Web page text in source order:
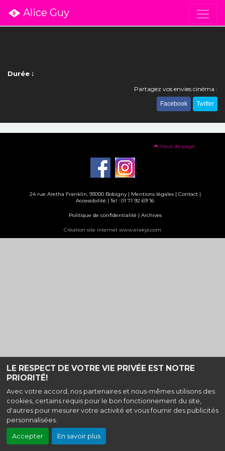
LE RESPECT DE VOTRE VIE PRIVÉE EST NOTRE
PRIORITÉ!
Avec votre accord, nos partenaires et nous-mêmes utilisons des
cookies, certains requis pour le bon fonctionnement du site,
d'autres pour mesurer votre activité et vous fournir des publicités
personnalisées.
Accepter En savoir plus
Alice Guy
Durée :
Partagez vos envies cinéma :
Facebook Twitter
Haut de page
24 rue Aretha Franklin, 93000 Bobigny | Mentions légales| Contact|
Accessibilité | Tel : 01 71 92 69 16
Politique de confidentialité | Archives
Création site internet www.erakys.com